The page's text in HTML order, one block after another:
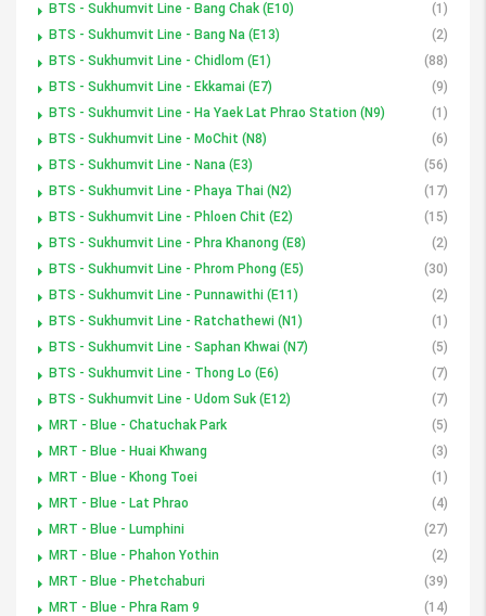
BTS - Sukhumvit Line - Bang Chak (E10)
(1)
BTS - Sukhumvit Line - Bang Na (E13)
(2)
BTS - Sukhumvit Line - Chidlom (E1)
(88)
BTS - Sukhumvit Line - Ekkamai (E7)
(9)
BTS - Sukhumvit Line - Ha Yaek Lat Phrao Station (N9)
(1)
BTS - Sukhumvit Line - MoChit (N8)
(6)
BTS - Sukhumvit Line - Nana (E3)
(56)
BTS - Sukhumvit Line - Phaya Thai (N2)
(17)
BTS - Sukhumvit Line - Phloen Chit (E2)
(15)
BTS - Sukhumvit Line - Phra Khanong (E8)
(2)
BTS - Sukhumvit Line - Phrom Phong (E5)
(30)
BTS - Sukhumvit Line - Punnawithi (E11)
(2)
BTS - Sukhumvit Line - Ratchathewi (N1)
(1)
BTS - Sukhumvit Line - Saphan Khwai (N7)
(5)
BTS - Sukhumvit Line - Thong Lo (E6)
(7)
BTS - Sukhumvit Line - Udom Suk (E12)
(7)
MRT - Blue - Chatuchak Park
(5)
MRT - Blue - Huai Khwang
(3)
MRT - Blue - Khong Toei
(1)
MRT - Blue - Lat Phrao
(4)
MRT - Blue - Lumphini
(27)
MRT - Blue - Phahon Yothin
(2)
MRT - Blue - Phetchaburi
(39)
MRT - Blue - Phra Ram 9
(14)